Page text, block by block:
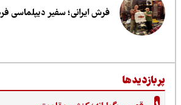
فرش ایرانی؛ سفیر دیپلماسی فرهنگی